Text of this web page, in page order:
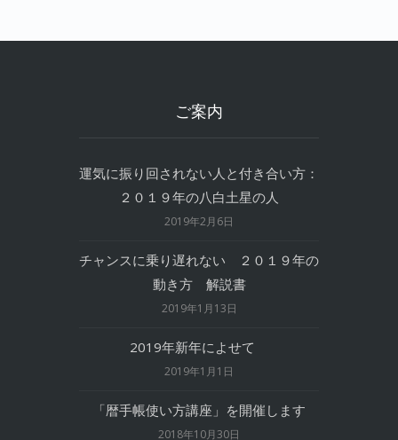
ご案内
運気に振り回されない人と付き合い方：
２０１９年の八白土星の人
2019年2月6日
チャンスに乗り遅れない ２０１９年の
動き方 解説書
2019年1月13日
2019年新年によせて
2019年1月1日
「暦手帳使い方講座」を開催します
2018年10月30日